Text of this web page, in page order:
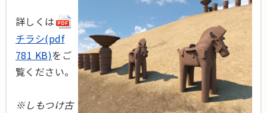
詳しくは
チラシ(pdf
781 KB)をご
覧ください。
※しもつけ古